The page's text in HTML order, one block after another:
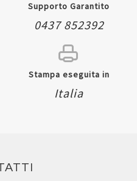
Supporto Garantito
0437 852392
Stampa eseguita in
Italia